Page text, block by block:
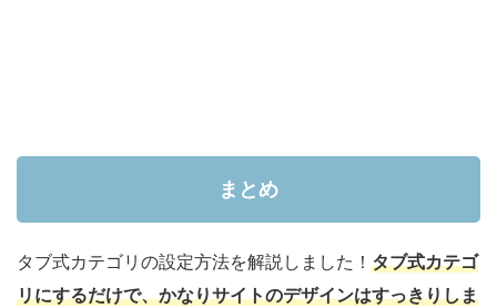
まとめ
タブ式カテゴリの設定方法を解説しました！ タブ式カテゴ
リにするだけで、かなりサイトのデザインはすっきりしま